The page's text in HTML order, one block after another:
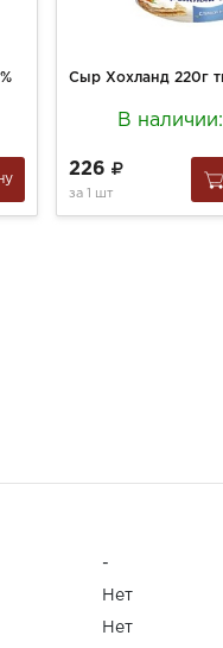
В наличии:
226
за 1 шт
-
Нет
Нет